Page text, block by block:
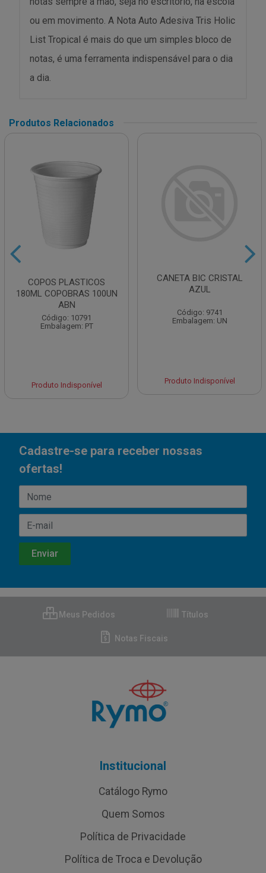
ou em movimento. A Nota Auto Adesiva Tris Holic
List Tropical é mais do que um simples bloco de
notas, é uma ferramenta indispensável para o dia
a dia.
Produtos Relacionados
COPOS PLASTICOS
180ML COPOBRAS 100UN
ABN
Código: 10791
Embalagem: PT
Produto Indisponível
CANETA BIC CRISTAL
AZUL
Código: 9741
Embalagem: UN
Produto Indisponível
Cadastre-se para receber nossas
ofertas!
Meus Pedidos Títulos
Notas Fiscais
Institucional
Catálogo Rymo
Quem Somos
Política de Privacidade
Política de Troca e Devolução